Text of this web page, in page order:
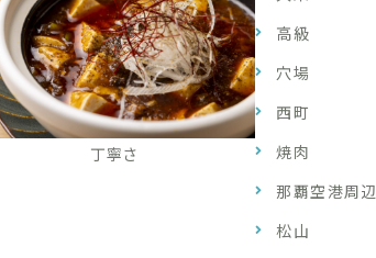
丁寧さ
高級
穴場
西町
焼肉
那覇空港周辺
松山